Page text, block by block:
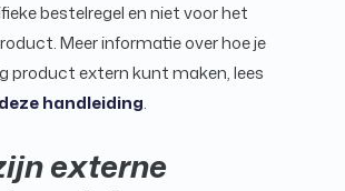
bestelregel en niet voor het
Meer informatie over hoe je
product extern kunt maken, lees
deze handleiding.
externe